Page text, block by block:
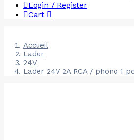
Login / Register
Cart
Accueil
Lader
24V
Lader 24V 2A RCA / phono 1